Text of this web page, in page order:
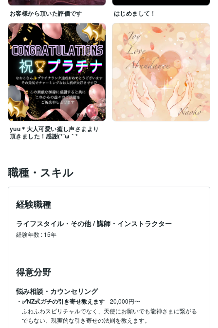
お客様から頂いた評価です はじめまして！
yuu＊大人可愛い癒し声さまより
頂きました！感謝(*´ω｀*
職種・スキル
経験職種
ライフスタイル・その他 / 講師・インストラクター
経験年数 : 15年
得意分野
悩み相談・カウンセリング
・✅NZ式ガチの引き寄せ教えます
20,000円〜
ふわふわスピリチャルでなく、天使にお願いでも龍神さまに繋がる
でもない、現実的な引き寄せの法則を教えます。